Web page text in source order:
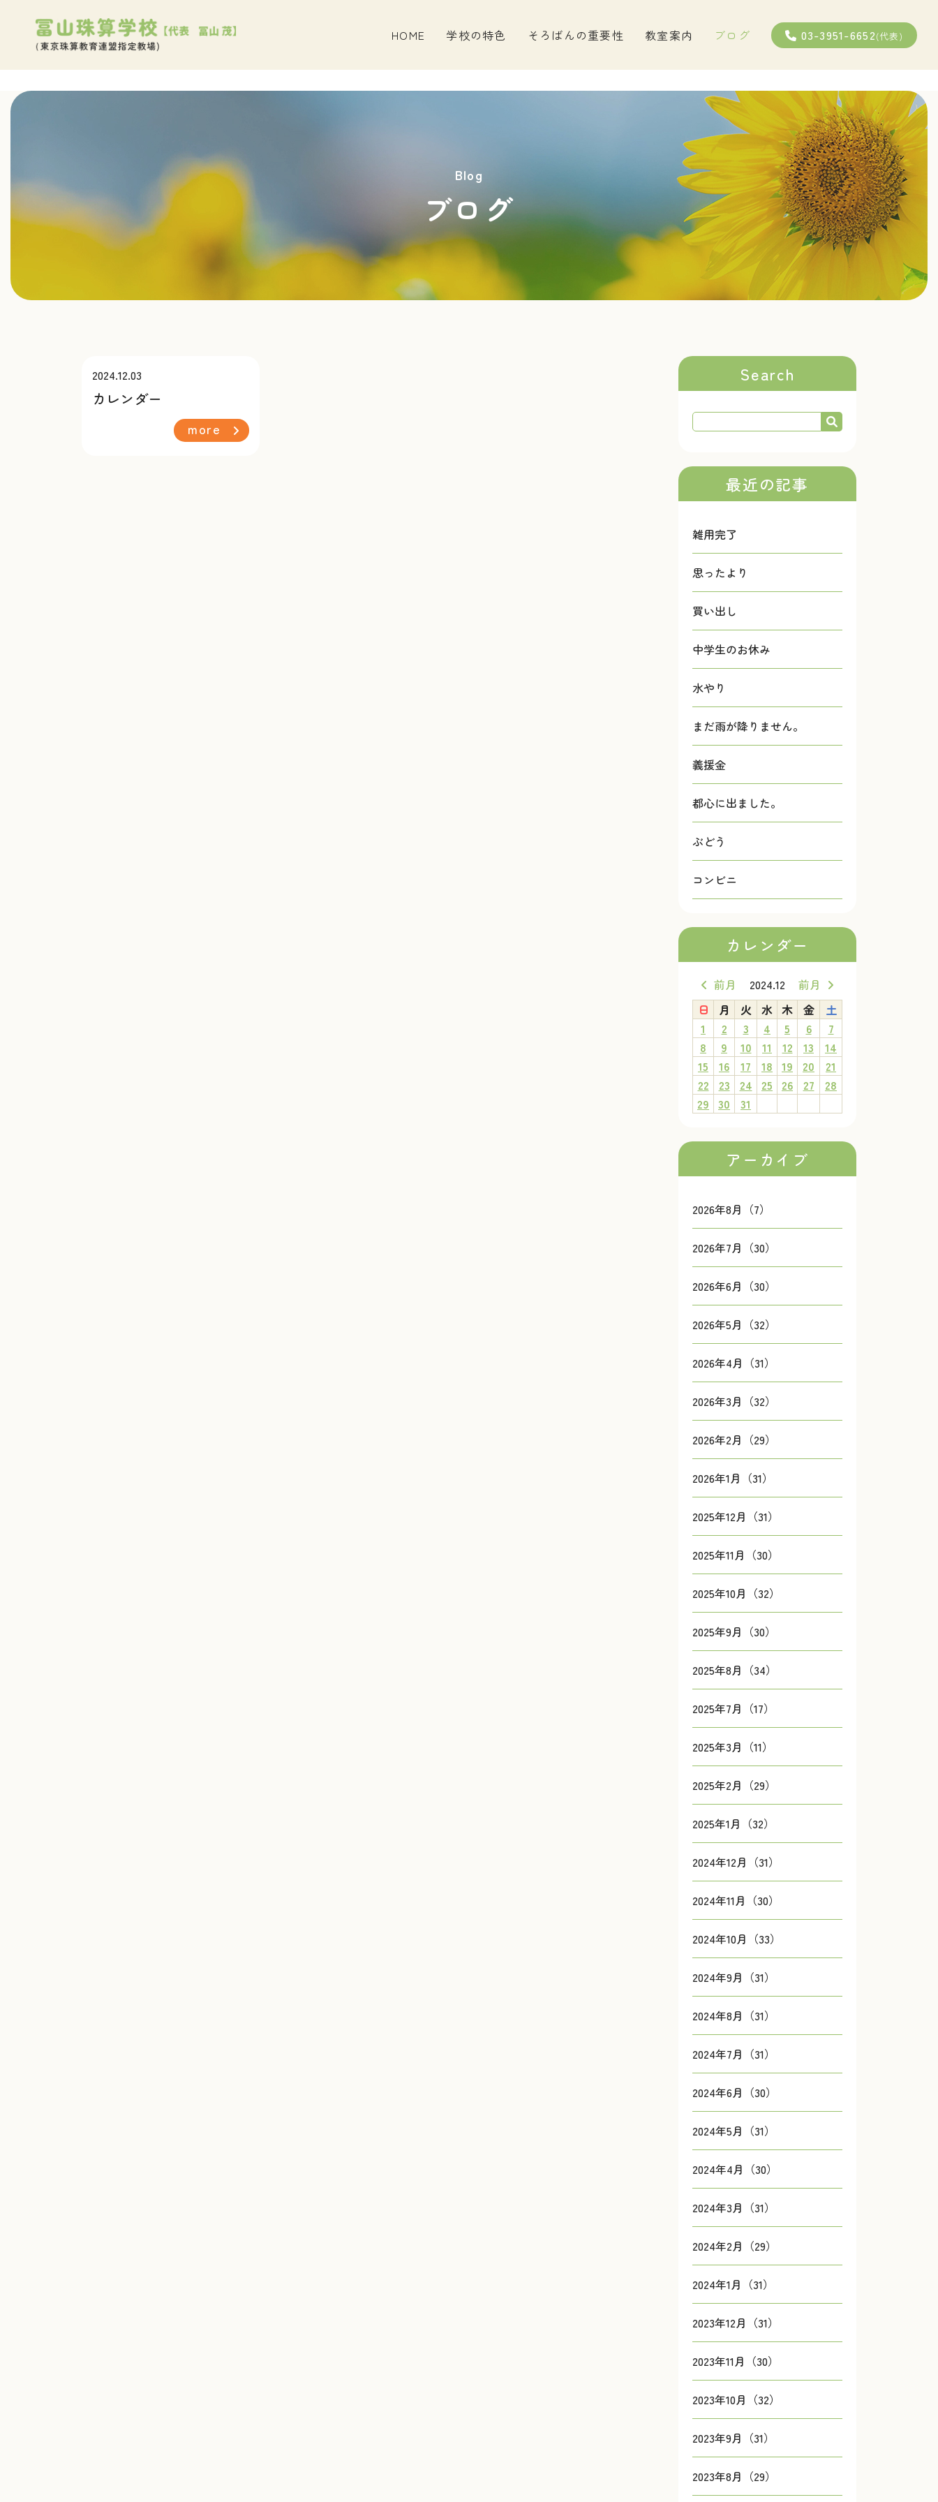
HOME 学校の特色 そろばんの重要性 教室案内 ブログ 03-3951-6652(代表)
Blog
ブログ
2024.12.03
カレンダー
more
Search
最近の記事
雑用完了
思ったより
買い出し
中学生のお休み
水やり
まだ雨が降りません。
義援金
都心に出ました。
ぶどう
コンビニ
カレンダー
前月 2024.12
前月
日
月 火 水 木 金
土
1
2 3 4 5 6
7
8
9 10 11 12 13
14
15
16 17 18 19 20
21
22
23 24 25 26 27
28
29 30 31
アーカイブ
2026年8月（7）
2026年7月（30）
2026年6月（30）
2026年5月（32）
2026年4月（31）
2026年3月（32）
2026年2月（29）
2026年1月（31）
2025年12月（31）
2025年11月（30）
2025年10月（32）
2025年9月（30）
2025年8月（34）
2025年7月（17）
2025年3月（11）
2025年2月（29）
2025年1月（32）
2024年12月（31）
2024年11月（30）
2024年10月（33）
2024年9月（31）
2024年8月（31）
2024年7月（31）
2024年6月（30）
2024年5月（31）
2024年4月（30）
2024年3月（31）
2024年2月（29）
2024年1月（31）
2023年12月（31）
2023年11月（30）
2023年10月（32）
2023年9月（31）
2023年8月（29）